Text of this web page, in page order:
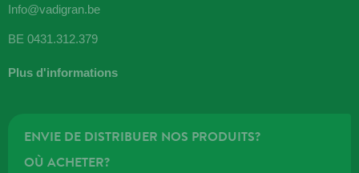
Info@vadigran.be
BE 0431.312.379
Plus d'informations
ENVIE DE DISTRIBUER NOS PRODUITS?
OÙ ACHETER?